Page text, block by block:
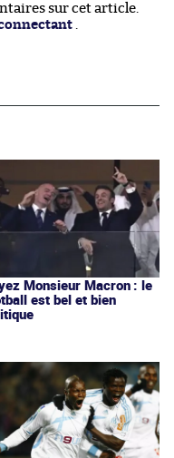
sur cet article.
Monsieur Macron : le
est bel et bien